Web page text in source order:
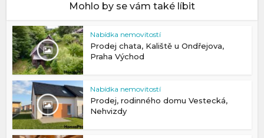
Mohlo by se vám také líbit
Nabídka nemovitostí
Prodej chata, Kaliště u Ondřejova,
Praha Východ
Nabídka nemovitostí
Prodej, rodinného domu Vestecká,
Nehvizdy